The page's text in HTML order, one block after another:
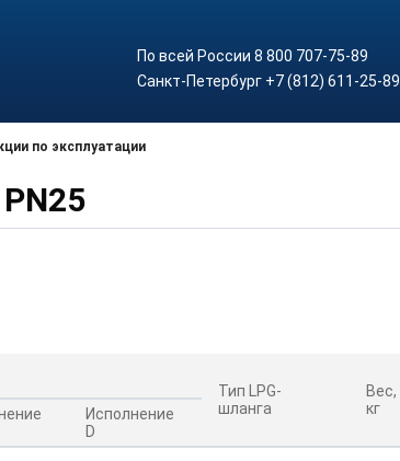
По всей России 8 800 707-75-89
Санкт-Петербург +7 (812) 611-25-89
по эксплуатации
Тип LPG-
шланга
Вес,
кг
Исполнение
D